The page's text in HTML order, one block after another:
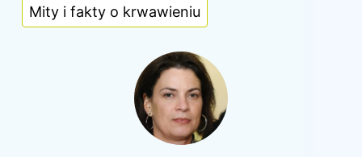
Mity i fakty o krwawieniu